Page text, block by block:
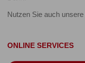
Nutzen Sie auch unsere
ONLINE SERVICES